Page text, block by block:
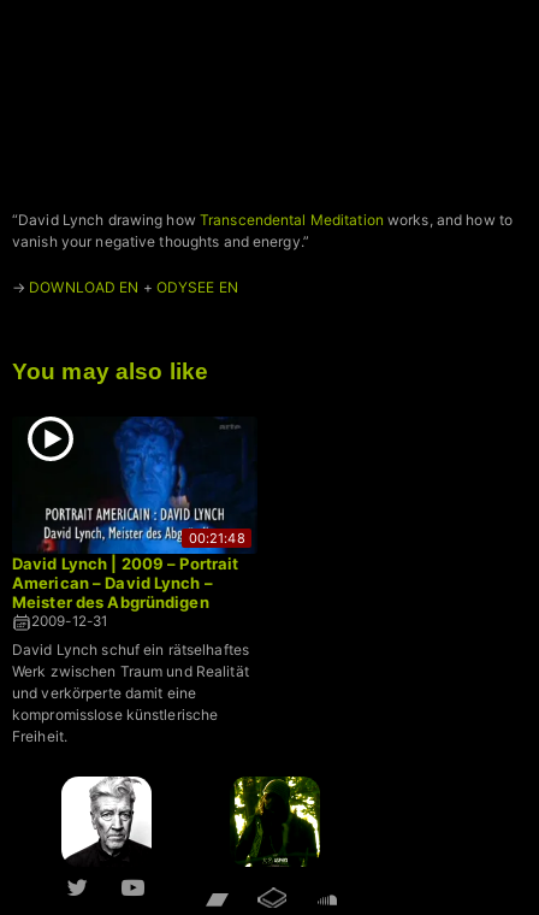
“David Lynch drawing how Transcendental Meditation works, and how to
vanish your negative thoughts and energy.”
→ DOWNLOAD EN + ODYSEE EN
You may also like
00:21:48
David Lynch | 2009 – Portrait
American – David Lynch –
Meister des Abgründigen
2009-12-31
David Lynch schuf ein rätselhaftes
Werk zwischen Traum und Realität
und verkörperte damit eine
kompromisslose künstlerische
Freiheit.